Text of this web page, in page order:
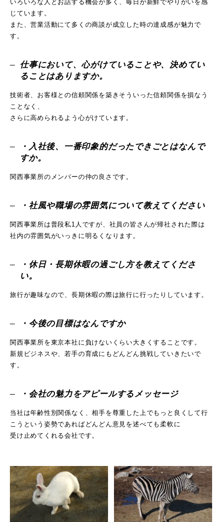
いろいろな人とお話する機会が多く、毎日が新鮮でやりがいを感
じています。
また、営業活動にて多くの商談が成立した時の達成感が魅力で
す。
仕事において、心がけていることや、決めてい
ることはありますか。
技術者、お客様との信頼関係を築きそういった信頼関係を損なう
ことなく、
さらに高められるよう心がけています。
・入社後、一番印象的だったできごとはなんで
すか。
関西事業所のメンバーの仲の良さです。
・社風や職場の雰囲気について教えてください
関西事業所は普段私1人ですが、社員の皆さんが帰社された際は
社内の雰囲気がいっきに明るくなります。
・休日・長期休暇の過ごし方を教えてくださ
い。
旅行が趣味なので、長期休暇の際は旅行に行ったりしています。
・今後の目標はなんですか
関西事業所を東京本社に負けないくらい大きくすることです。
新規ビジネスや、若手の育成にもどんどん挑戦していきたいで
す。
・会社の魅力をアピールするメッセージ
当社は年齢性別関係なく、相手を尊重した上でもっと良くして行
こうという姿勢であればどんどん意見を述べても柔軟に
受け止めてくれる会社です。